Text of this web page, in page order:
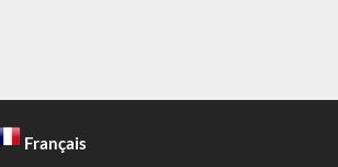
Français